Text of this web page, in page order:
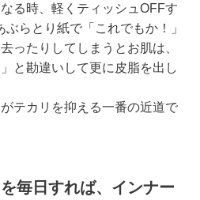
る時、軽くティッシュOFFす
らとり紙で「これでもか！」
ったりしてしまうとお肌は、
と勘違いして更に皮脂を出し
テカリを抑える一番の近道で
毎日すれば、インナー